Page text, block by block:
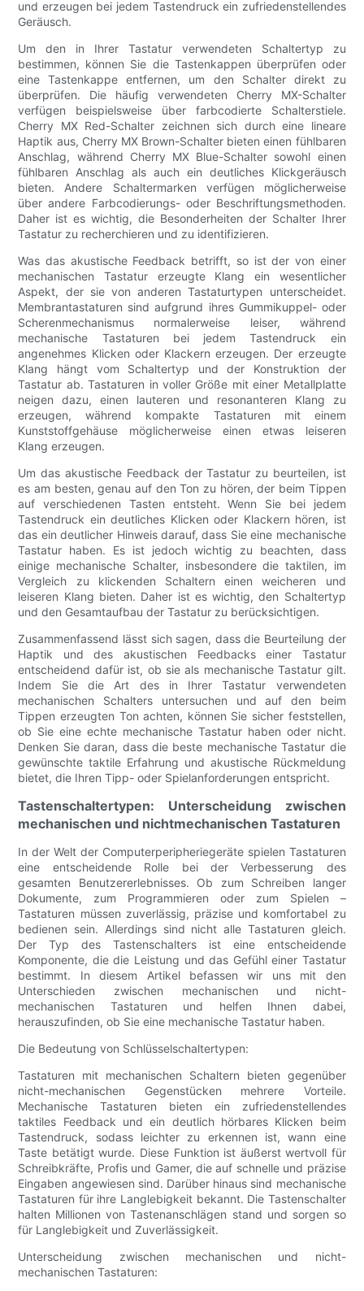
und erzeugen bei jedem Tastendruck ein zufriedenstellendes
Geräusch.
Um den in Ihrer Tastatur verwendeten Schaltertyp zu
bestimmen, können Sie die Tastenkappen überprüfen oder
eine Tastenkappe entfernen, um den Schalter direkt zu
überprüfen. Die häufig verwendeten Cherry MX-Schalter
verfügen beispielsweise über farbcodierte Schalterstiele.
Cherry MX Red-Schalter zeichnen sich durch eine lineare
Haptik aus, Cherry MX Brown-Schalter bieten einen fühlbaren
Anschlag, während Cherry MX Blue-Schalter sowohl einen
fühlbaren Anschlag als auch ein deutliches Klickgeräusch
bieten. Andere Schaltermarken verfügen möglicherweise
über andere Farbcodierungs- oder Beschriftungsmethoden.
Daher ist es wichtig, die Besonderheiten der Schalter Ihrer
Tastatur zu recherchieren und zu identifizieren.
Was das akustische Feedback betrifft, so ist der von einer
mechanischen Tastatur erzeugte Klang ein wesentlicher
Aspekt, der sie von anderen Tastaturtypen unterscheidet.
Membrantastaturen sind aufgrund ihres Gummikuppel- oder
Scherenmechanismus normalerweise leiser, während
mechanische Tastaturen bei jedem Tastendruck ein
angenehmes Klicken oder Klackern erzeugen. Der erzeugte
Klang hängt vom Schaltertyp und der Konstruktion der
Tastatur ab. Tastaturen in voller Größe mit einer Metallplatte
neigen dazu, einen lauteren und resonanteren Klang zu
erzeugen, während kompakte Tastaturen mit einem
Kunststoffgehäuse möglicherweise einen etwas leiseren
Klang erzeugen.
Um das akustische Feedback der Tastatur zu beurteilen, ist
es am besten, genau auf den Ton zu hören, der beim Tippen
auf verschiedenen Tasten entsteht. Wenn Sie bei jedem
Tastendruck ein deutliches Klicken oder Klackern hören, ist
das ein deutlicher Hinweis darauf, dass Sie eine mechanische
Tastatur haben. Es ist jedoch wichtig zu beachten, dass
einige mechanische Schalter, insbesondere die taktilen, im
Vergleich zu klickenden Schaltern einen weicheren und
leiseren Klang bieten. Daher ist es wichtig, den Schaltertyp
und den Gesamtaufbau der Tastatur zu berücksichtigen.
Zusammenfassend lässt sich sagen, dass die Beurteilung der
Haptik und des akustischen Feedbacks einer Tastatur
entscheidend dafür ist, ob sie als mechanische Tastatur gilt.
Indem Sie die Art des in Ihrer Tastatur verwendeten
mechanischen Schalters untersuchen und auf den beim
Tippen erzeugten Ton achten, können Sie sicher feststellen,
ob Sie eine echte mechanische Tastatur haben oder nicht.
Denken Sie daran, dass die beste mechanische Tastatur die
gewünschte taktile Erfahrung und akustische Rückmeldung
bietet, die Ihren Tipp- oder Spielanforderungen entspricht.
Tastenschaltertypen: Unterscheidung zwischen
mechanischen und nichtmechanischen Tastaturen
In der Welt der Computerperipheriegeräte spielen Tastaturen
eine entscheidende Rolle bei der Verbesserung des
gesamten Benutzererlebnisses. Ob zum Schreiben langer
Dokumente, zum Programmieren oder zum Spielen –
Tastaturen müssen zuverlässig, präzise und komfortabel zu
bedienen sein. Allerdings sind nicht alle Tastaturen gleich.
Der Typ des Tastenschalters ist eine entscheidende
Komponente, die die Leistung und das Gefühl einer Tastatur
bestimmt. In diesem Artikel befassen wir uns mit den
Unterschieden zwischen mechanischen und nicht-
mechanischen Tastaturen und helfen Ihnen dabei,
herauszufinden, ob Sie eine mechanische Tastatur haben.
Die Bedeutung von Schlüsselschaltertypen:
Tastaturen mit mechanischen Schaltern bieten gegenüber
nicht-mechanischen Gegenstücken mehrere Vorteile.
Mechanische Tastaturen bieten ein zufriedenstellendes
taktiles Feedback und ein deutlich hörbares Klicken beim
Tastendruck, sodass leichter zu erkennen ist, wann eine
Taste betätigt wurde. Diese Funktion ist äußerst wertvoll für
Schreibkräfte, Profis und Gamer, die auf schnelle und präzise
Eingaben angewiesen sind. Darüber hinaus sind mechanische
Tastaturen für ihre Langlebigkeit bekannt. Die Tastenschalter
halten Millionen von Tastenanschlägen stand und sorgen so
für Langlebigkeit und Zuverlässigkeit.
Unterscheidung zwischen mechanischen und nicht-
mechanischen Tastaturen: